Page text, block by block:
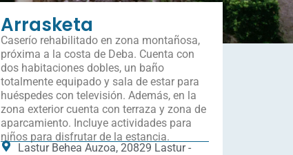
Arrasketa
Caserío rehabilitado en zona montañosa,
próxima a la costa de Deba. Cuenta con
dos habitaciones dobles, un baño
totalmente equipado y sala de estar para
huéspedes con televisión. Además, en la
zona exterior cuenta con terraza y zona de
aparcamiento. Incluye actividades para
niños para disfrutar de la estancia.
Lastur Behea Auzoa, 20829 Lastur -